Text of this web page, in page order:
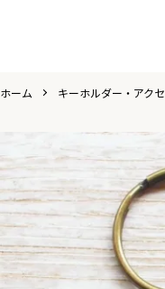
ホーム キーホルダー・アク